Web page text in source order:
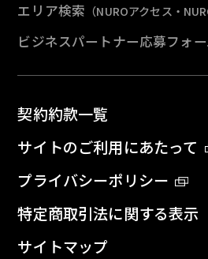
エリア検索 （NUROアクセス・
ビジネスパートナー応募フォ
契約約款一覧
サイトのご利用にあたって
プライバシーポリシー
特定商取引法に関する表示
サイトマップ